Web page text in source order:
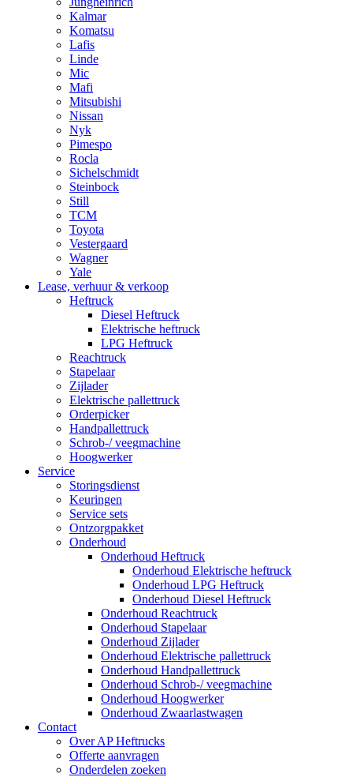
Kalmar
Komatsu
Lafis
Linde
Mic
Mafi
Mitsubishi
Nissan
Nyk
Pimespo
Rocla
Sichelschmidt
Steinbock
Still
TCM
Toyota
Vestergaard
Wagner
Yale
Lease, verhuur & verkoop
Heftruck
Diesel Heftruck
Elektrische heftruck
LPG Heftruck
Reachtruck
Stapelaar
Zijlader
Elektrische pallettruck
Orderpicker
Handpallettruck
Schrob-/ veegmachine
Hoogwerker
Service
Storingsdienst
Keuringen
Service sets
Ontzorgpakket
Onderhoud
Onderhoud Heftruck
Onderhoud Elektrische heftruck
Onderhoud LPG Heftruck
Onderhoud Diesel Heftruck
Onderhoud Reachtruck
Onderhoud Stapelaar
Onderhoud Zijlader
Onderhoud Elektrische pallettruck
Onderhoud Handpallettruck
Onderhoud Schrob-/ veegmachine
Onderhoud Hoogwerker
Onderhoud Zwaarlastwagen
Contact
Over AP Heftrucks
Offerte aanvragen
Onderdelen zoeken